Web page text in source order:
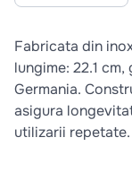
Fabricata din
lungime: 22.1
Germania.
asigura
utilizarii repetate.